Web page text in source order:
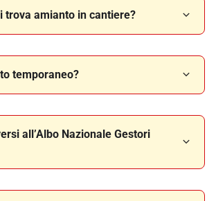
trova amianto in cantiere?
temporaneo?
all’Albo Nazionale Gestori